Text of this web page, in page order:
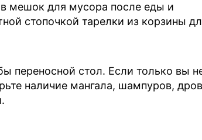
в мешок для мусора после еды и
стопочкой тарелки из корзины
переносной стол. Если только вы
наличие мангала, шампуров, дров